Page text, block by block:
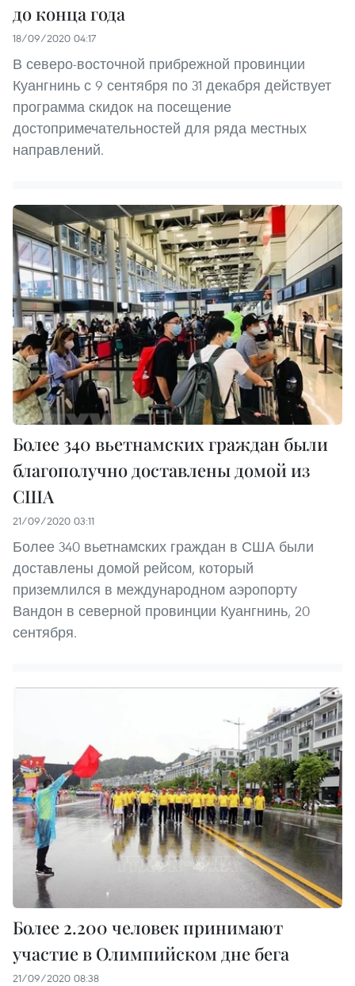
до конца года
18/09/2020 04:17
В северо-восточной прибрежной провинции
Куангнинь с 9 сентября по 31 декабря действует
программа скидок на посещение
достопримечательностей для ряда местных
направлений.
Более 340 вьетнамских граждан были
благополучно доставлены домой из
США
21/09/2020 03:11
Более 340 вьетнамских граждан в США были
доставлены домой рейсом, который
приземлился в международном аэропорту
Вандон в северной провинции Куангнинь, 20
сентября.
Более 2.200 человек принимают
участие в Олимпийском дне бега
21/09/2020 08:38